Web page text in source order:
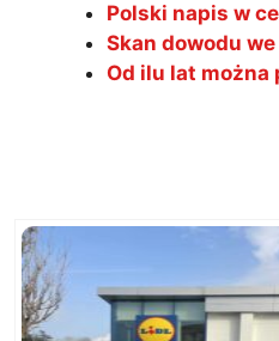
Polski napis w
Skan dowodu
Od ilu lat można